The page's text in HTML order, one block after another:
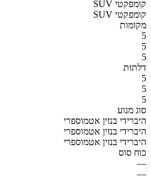
SUV קומפקטי
SUV קומפקטי
מקומות
5
5
5
דלתות
5
5
5
סוג מנוע
היברידי בנזין אטמוספרי
היברידי בנזין אטמוספרי
היברידי בנזין אטמוספרי
כוח סוס
—
—